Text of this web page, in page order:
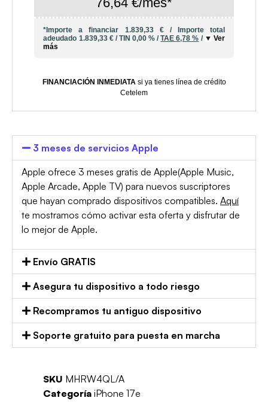
*Importe a financiar 1.839,33 € / Importe total
adeudado 1.839,33 €/TIN 0,00 % /TAE6,78 % /
Ver
más
FINANCIACIÓN INMEDIATAsi ya tienes línea de crédito
Cetelem
3 meses de servicios Apple
Apple ofrece 3 meses gratis de Apple(Apple Music,
Apple Arcade, Apple TV) para nuevos suscriptores
que hayan comprado dispositivos compatibles. Aquí
te mostramos cómo activar esta oferta y disfrutar de
lo mejor de Apple.
Envío GRATIS
Asegura tu dispositivo a todo riesgo
Recompramos tu antiguo dispositivo
Soporte gratuito para puesta en marcha
SKU MHRW4QL/A
Categoría iPhone 17e